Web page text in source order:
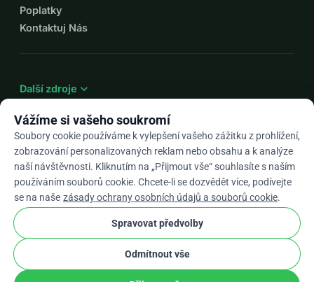
Poplatky
Kontaktuj Nás
Další zdroje expand_more
Csarrow_drop_down
★★★★★4,9 / 5 na základě 500+ recenzí
WhyDonate Soukromí a cookies
Obchodní podmínky
Vážíme si vašeho soukromí
Soubory cookie používáme k vylepšení vašeho zážitku z prohlížení,
zobrazování personalizovaných reklam nebo obsahu a k analýze
naší návštěvnosti. Kliknutím na „Přijmout vše“ souhlasíte s naším
používáním souborů cookie. Chcete-li se dozvědět více, podívejte
se na naše zásady ochrany osobních údajů a souborů cookie.
Spravovat předvolby
Odmítnout vše